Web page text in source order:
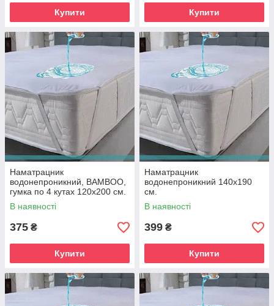
Купити Купити
Наматрацник
водонепроникний, BAMBOO,
гумка по 4 кутах 120х200 см.
В наявності
375 ₴
Купити
Наматрацник
водонепроникний 140х190
см.
В наявності
399 ₴
Купити